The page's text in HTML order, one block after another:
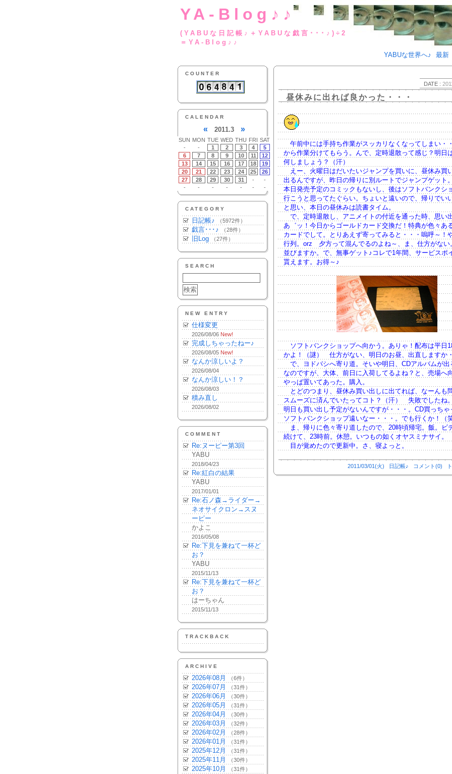
YA-Blog♪♪
(YABUな日記帳♪＋YABUな戯言･･
＝YA-Blog♪♪
YABUな世界へ♪
最新
COUNTER
CALENDAR
« 2011.3 »
SUN MON TUE WED THU FRI SAT
-
- 1 2 3 4
5
6
7 8 9 10 11
12
13
14 15 16 17 18
19
20
21 22 23 24 25
26
27
28 29 30 31 -
-
-
- - - - - -
CATEGORY
日記帳♪ （5972件）
戯言･･･♪ （28件）
旧Log （27件）
SEARCH
NEW ENTRY
仕様変更
2026/08/06 New!
完成しちゃったねー♪
2026/08/05 New!
なんか涼しいよ？
2026/08/04
なんか涼しい！？
2026/08/03
積み直し
2026/08/02
COMMENT
Re:ヌーピー第3回
YABU
2018/04/23
Re:紅白の結果
YABU
2017/01/01
Re:石ノ森→ライダー→
ネオサイクロン→スヌ
ーピー
かよこ
2016/05/08
Re:下見を兼ねて一杯ど
お？
YABU
2015/11/13
Re:下見を兼ねて一杯ど
お？
はーちゃん
2015/11/13
TRACKBACK
ARCHIVE
2026年08月 （6件）
2026年07月 （31件）
2026年06月 （30件）
2026年05月 （31件）
2026年04月 （30件）
2026年03月 （32件）
2026年02月 （28件）
2026年01月 （31件）
2025年12月 （31件）
2025年11月 （30件）
2025年10月 （31件）
DATE :
昼休みに出れば良かった・・・
午前中には手持ち作業がスッカリなくなってしまい・
から作業分けてもらう。んで、定時退散って感じ？明日
何しましょう？（汗）
えー、火曜日はだいたいジャンプを買いに、昼休み買
出るんですが、昨日の帰りに別ルートでジャンプゲット
本日発売予定のコミックもないし、後はソフトバンクシ
行こうと思ってたぐらい。ちょいと遠いので、帰りでい
と思い、本日の昼休みは読書タイム。
で、定時退散し、アニメイトの付近を通った時、思い
あ゛ッ！今日からゴールドカード交換だ！特典が色々あ
カードでして。とりあえず寄ってみると・・・嗚呼～！
行列。orz 夕方って混んでるのよね～、ま、仕方がない
並びますか。で、無事ゲット♪コレで1年間、サービスポ
貰えます。お得～♪
ソフトバンクショップへ向かう。ありゃ！配布は平日
かよ！（謎） 仕方がない、明日のお昼、出直しますか・
で、ヨドバシへ寄り道。そいや明日、CDアルバムが出
なのですが、大体、前日に入荷してるよね？と、売場へ
やっぱ置いてあった。購入。
とどのつまり、昼休み買い出しに出てれば、なーんも
スムーズに済んでいたってコト？（汗） 失敗でしたね。
明日も買い出し予定がないんですが・・・。CD買っちゃ
ソフトバンクショップ遠いなー・・・。でも行くか！（笑
ま、帰りに色々寄り道したので、20時頃帰宅。飯。ビ
続けて、23時前。休憩。いつもの如くオヤスミナサイ。
目が覚めたので更新中。さ、寝よっと。
2011/03/01(火) 日記帳♪ コメント(0)